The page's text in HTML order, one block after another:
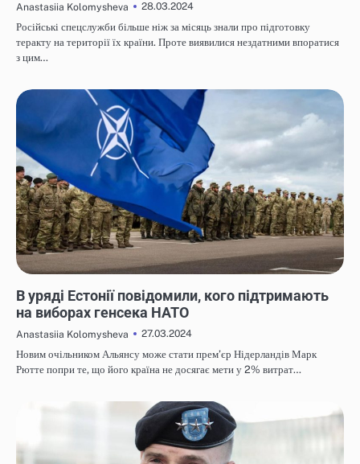
Anastasiia Kolomysheva
28.03.2024
Російські спецслужби більше ніж за місяць знали про підготовку
теракту на території їх країни. Проте виявилися нездатними впоратися
з цим…
В уряді Естонії повідомили, кого підтримають
на виборах генсека НАТО
Anastasiia Kolomysheva
27.03.2024
Новим очільником Альянсу може стати прем’єр Нідерландів Марк
Рютте попри те, що його країна не досягає мети у 2% витрат…